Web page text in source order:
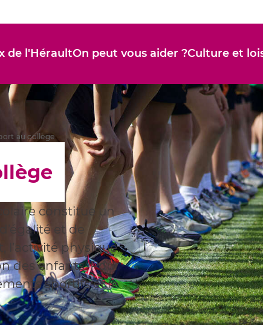
de l'HéraultOn peut vous aider ?Culture et
au collège
constitue un
et de
l’activité physique
des enfants. Pour
sportifs et le